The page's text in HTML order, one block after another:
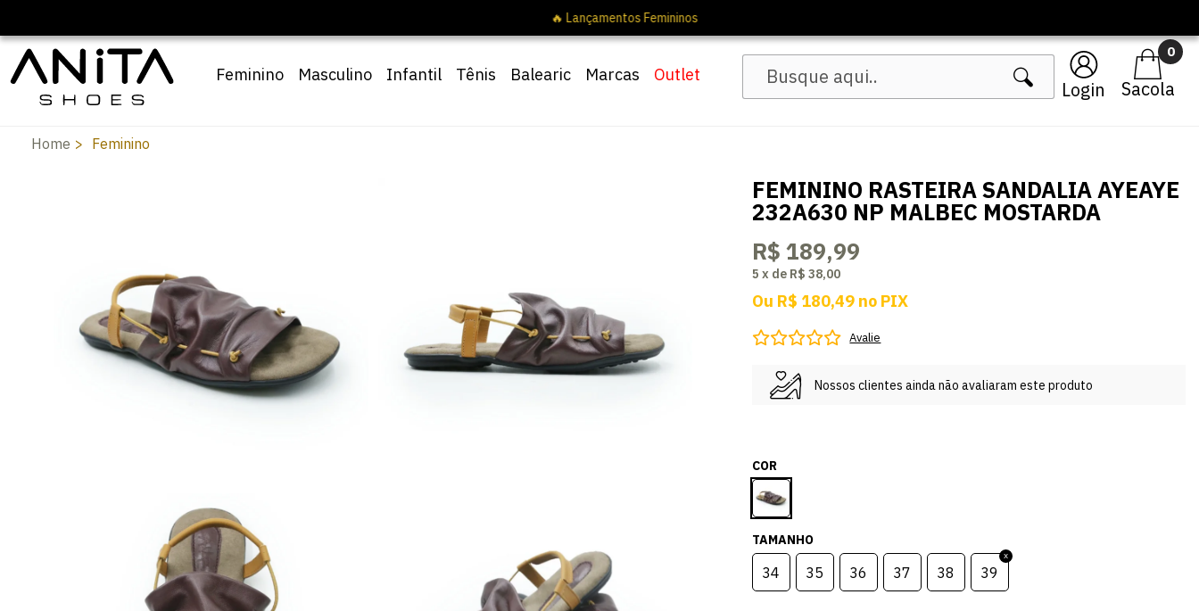
Login
0
Feminino Masculino Infantil Tênis Balearic Marcas Outlet
Home Feminino
FEMININO RASTEIRA SANDALIA AYEAYE
232A630 NP MALBEC MOSTARDA
R$ 189,99
5 x de R$ 38,00
Ou R$ 180,49 no PIX
Avalie
Nossos clientes ainda não avaliaram este produto
COR
TAMANHO
34 35 36 37 38 39